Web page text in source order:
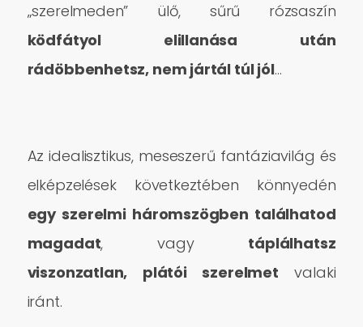
„szerelmeden” ülő, sűrű rózsaszín
ködfátyol elillanása után
rádöbbenhetsz, nem jártál túl jól…
Az idealisztikus, meseszerű fantáziavilág és
elképzelések következtében könnyedén
egy szerelmi háromszögben találhatod
magadat, vagy táplálhatsz
viszonzatlan, plátói szerelmet valaki
iránt.